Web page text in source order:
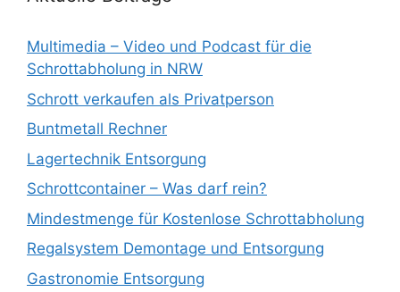
Multimedia – Video und Podcast für die
Schrottabholung in NRW
Schrott verkaufen als Privatperson
Buntmetall Rechner
Lagertechnik Entsorgung
Schrottcontainer – Was darf rein?
Mindestmenge für Kostenlose Schrottabholung
Regalsystem Demontage und Entsorgung
Gastronomie Entsorgung